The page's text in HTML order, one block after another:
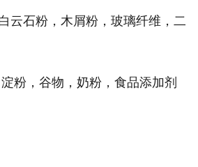
云石粉，木屑粉，玻璃纤维，二
粉，谷物，奶粉，食品添加剂